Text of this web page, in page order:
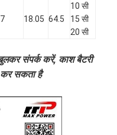
18.05 64.5
10 सी
15 सी
20 सी
संपर्क करें, काश बैटरी
कर सकता है